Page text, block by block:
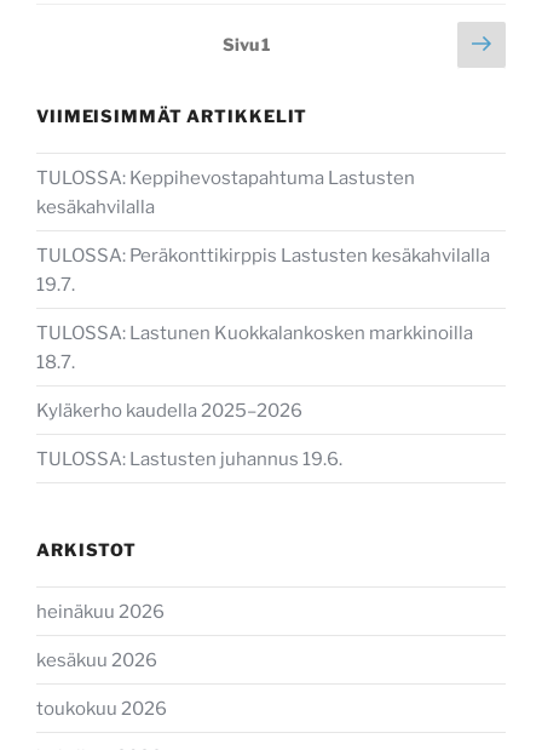
Sivu1
sivu
VIIMEISIMMÄT ARTIKKELIT
TULOSSA: Keppihevostapahtuma Lastusten
kesäkahvilalla
TULOSSA: Peräkonttikirppis Lastusten kesäkahvilalla
19.7.
TULOSSA: Lastunen Kuokkalankosken markkinoilla
18.7.
Kyläkerho kaudella 2025–2026
TULOSSA: Lastusten juhannus 19.6.
ARKISTOT
heinäkuu 2026
kesäkuu 2026
toukokuu 2026